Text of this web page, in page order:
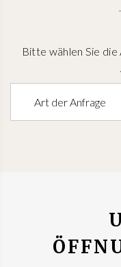
Bitte wählen Sie